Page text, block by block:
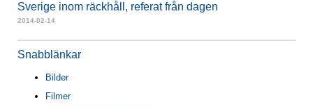
Sverige inom räckhåll, referat från dagen
2014-02-14
Snabblänkar
Bilder
Filmer